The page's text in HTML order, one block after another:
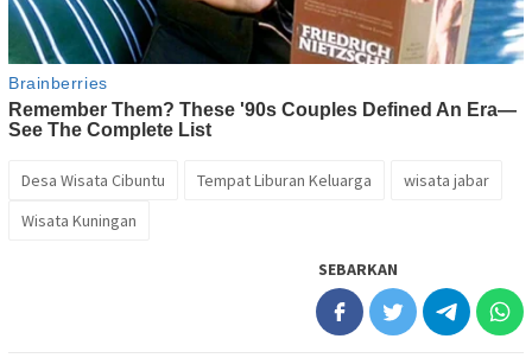
Desa Wisata Cibuntu Tempat Liburan Keluarga
wisata jabar
Wisata Kuningan
SEBARKAN